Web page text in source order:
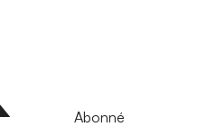
Abonné